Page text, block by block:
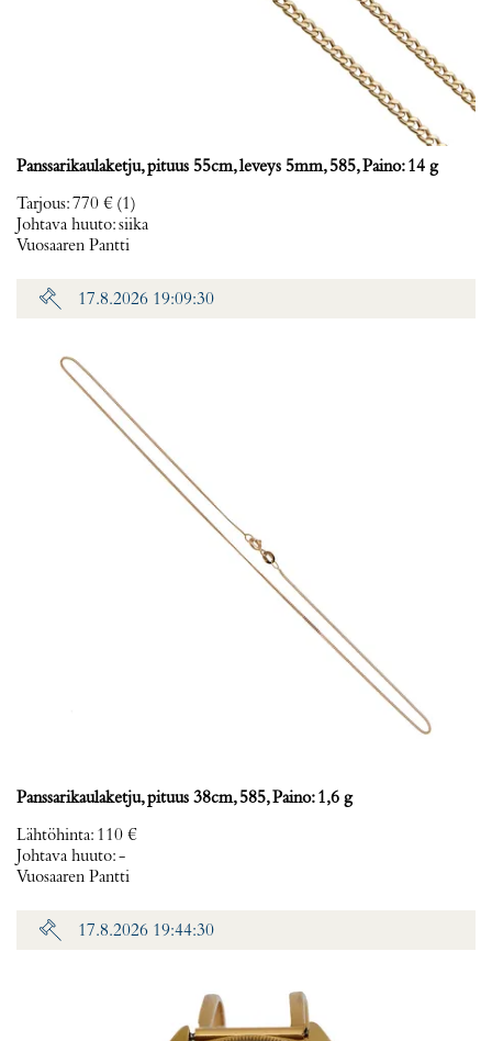
Panssarikaulaketju, pituus 55cm, leveys 5mm, 585, Paino: 14 g
Tarjous:770 € (1)
Johtava huuto:siika
Vuosaaren Pantti
17.8.2026 19:09:30
Panssarikaulaketju, pituus 38cm, 585, Paino: 1,6 g
Lähtöhinta: 110 €
Johtava huuto:-
Vuosaaren Pantti
17.8.2026 19:44:30